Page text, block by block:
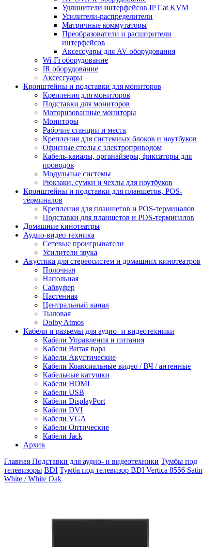
Удлинители интерфейсов IP Cat KVM
Усилители-распределители
Матричные коммутаторы
Преобразователи и расширители
интерфейсов
Аксессуары для AV оборудования
Wi-Fi оборудование
IR оборудование
Аксессуары
Кронштейны и подставки для мониторов
Крепления для мониторов
Подставки для мониторов
Моторизованные мониторы
Мониторы
Рабочие станции и места
Крепления для системных блоков и ноутбуков
Офисные столы с электроприводом
Кабель-каналы, органайзеры, фиксаторы для
проводов
Модульные системы
Рюкзаки, сумки и чехлы для ноутбуков
Кронштейны и подставки для планшетов, POS-
терминалов
Крепления для планшетов и POS-терминалов
Подставки для планшетов и POS-терминалов
Домашние кинотеатры
Аудио-видео техника
Сетевые проигрыватели
Усилители звука
Акустика для стереосистем и домашних кинотеатров
Полочная
Напольная
Сабвуфер
Настенная
Центральный канал
Тыловая
Dolby Atmos
Кабели и разъемы для аудио- и видеотехники
Кабели Управления и питания
Кабели Витая пара
Кабели Акустические
Кабели Коаксиальные видео / ВЧ / антенные
Кабельные катушки
Кабели HDMI
Кабели USB
Кабели DisplayPort
Кабели DVI
Кабели VGA
Кабели Оптические
Кабели Jack
Архив
Главная Подставки для аудио- и видеотехники Тумбы под
телевизоры BDI Тумба под телевизор BDI Vertica 8556 Satin
White / White Oak